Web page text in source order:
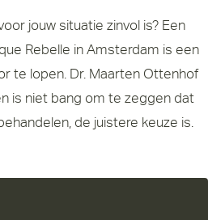
jouw situatie zinvol is? Een
Rebelle in Amsterdam is een
te lopen. Dr. Maarten Ottenhof
is niet bang om te zeggen dat
de juistere keuze is.